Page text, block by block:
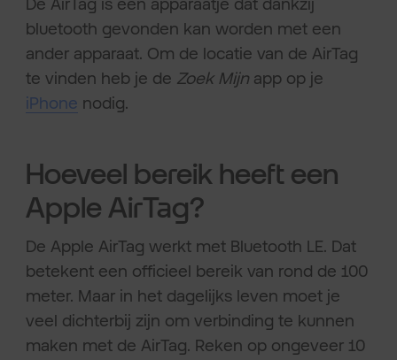
bluetooth gevonden kan worden met een
ander apparaat. Om de locatie van de AirTag
te vinden heb je de Zoek Mijnapp op je
iPhone nodig.
Hoeveel bereik heeft een
Apple AirTag?
De Apple AirTag werkt met Bluetooth LE. Dat
betekent een officieel bereik van rond de 100
meter. Maar in het dagelijks leven moet je
veel dichterbij zijn om verbinding te kunnen
maken met de AirTag. Reken op ongeveer 10